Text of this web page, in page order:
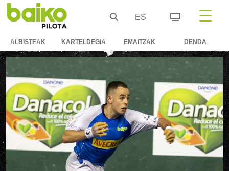
ES
ALBISTEAK KARTELDEGIA EMAITZAK DENDA